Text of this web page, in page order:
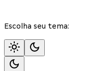
Escolha seu tema: